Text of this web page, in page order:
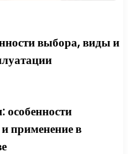
выбора, виды и
особенности
применение в